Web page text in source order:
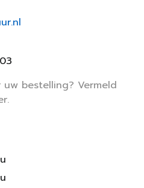
bestelling? Vermeld